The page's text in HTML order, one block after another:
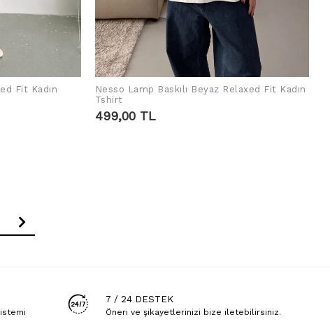
Fit Kadın
SEPETE EKLE
Nesso Lamp Baskılı Beyaz Relaxed Fit Kadın
Tshirt
499,00 TL
7 / 24 DESTEK
Öneri ve şikayetlerinizi bize iletebilirsiniz.